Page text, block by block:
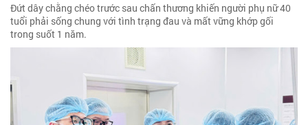
Đứt dây chằng chéo trước sau chấn thương khiến người phụ nữ 40
tuổi phải sống chung với tình trạng đau và mất vững khớp gối
trong suốt 1 năm.